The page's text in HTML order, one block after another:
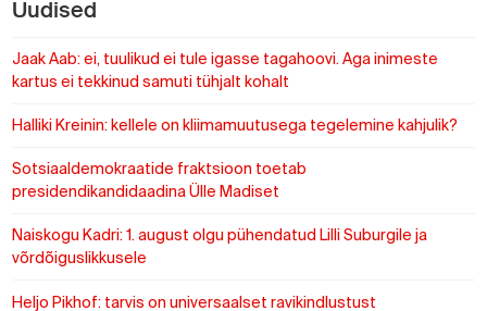
Uudised
Jaak Aab: ei, tuulikud ei tule igasse tagahoovi. Aga inimeste
kartus ei tekkinud samuti tühjalt kohalt
Halliki Kreinin: kellele on kliimamuutusega tegelemine kahjulik?
Sotsiaaldemokraatide fraktsioon toetab
presidendikandidaadina Ülle Madiset
Naiskogu Kadri: 1. august olgu pühendatud Lilli Suburgile ja
võrdõiguslikkusele
Heljo Pikhof: tarvis on universaalset ravikindlustust